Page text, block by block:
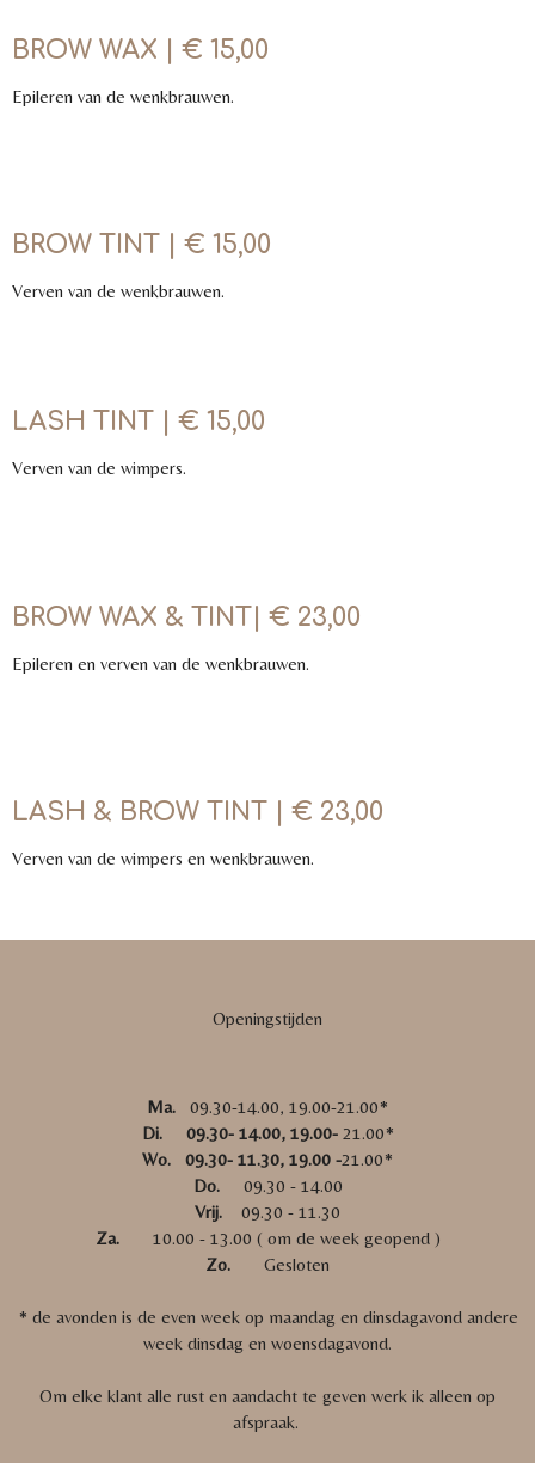
BROW WAX | € 15,00
Epileren van de wenkbrauwen.
BROW TINT | € 15,00
Verven van de wenkbrauwen.
LASH TINT | € 15,00
Verven van de wimpers.
BROW WAX & TINT| € 23,00
Epileren en verven van de wenkbrauwen.
LASH & BROW TINT | € 23,00
Verven van de wimpers en wenkbrauwen.
Openingstijden
Ma. 09.30-14.00, 19.00-21.00*
Di. 09.30- 14.00, 19.00- 21.00*
Wo. 09.30- 11.30, 19.00 -21.00*
Do.09.30 - 14.00
Vrij.
09.30 - 11.30
Za.10.00 - 13.00 ( om de week geopend )
Zo.
Gesloten
* de avonden is de even week op maandag en dinsdagavond andere
week dinsdag en woensdagavond.
Om elke klant alle rust en aandacht te geven werk ik alleen op
afspraak.